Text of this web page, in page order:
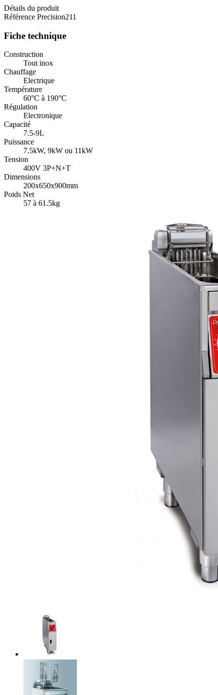
Détails du produit
Référence Precision211
Fiche technique
Construction
Tout inox
Chauffage
Electrique
Température
60°C à 190°C
Régulation
Electronique
Capacité
7.5-9L
Puissance
7.5kW, 9kW ou 11kW
Tension
400V 3P+N+T
Dimensions
200x650x900mm
Poids Net
57 à 61.5kg